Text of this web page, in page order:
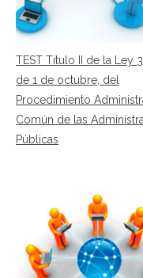
TEST Título II de la Ley
de 1 de octubre, del
Procedimiento
Común de las
Públicas